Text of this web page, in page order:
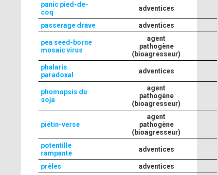
panic pied-de-
coq
adventices
passerage drave adventices
pea seed-borne
mosaic virus
agent
pathogène
(bioagresseur)
phalaris
paradoxal
adventices
phomopsis du
soja
agent
pathogène
(bioagresseur)
piétin-verse
agent
pathogène
(bioagresseur)
potentille
rampante
adventices
prêles adventices